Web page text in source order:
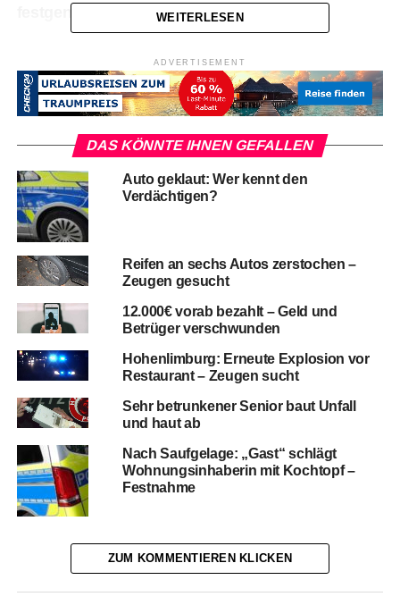
WEITERLESEN
ADVERTISEMENT
DAS KÖNNTE IHNEN GEFALLEN
Auto geklaut: Wer kennt den
Verdächtigen?
Reifen an sechs Autos zerstochen –
Zeugen gesucht
12.000€ vorab bezahlt – Geld und
Betrüger verschwunden
Hohenlimburg: Erneute Explosion vor
Restaurant – Zeugen sucht
Sehr betrunkener Senior baut Unfall
und haut ab
Nach Saufgelage: „Gast“ schlägt
Wohnungsinhaberin mit Kochtopf –
Festnahme
ZUM KOMMENTIEREN KLICKEN